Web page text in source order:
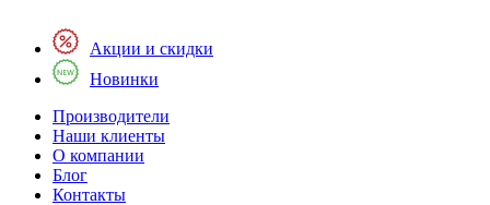
Акции и скидки
Новинки
Производители
Наши клиенты
О компании
Блог
Контакты